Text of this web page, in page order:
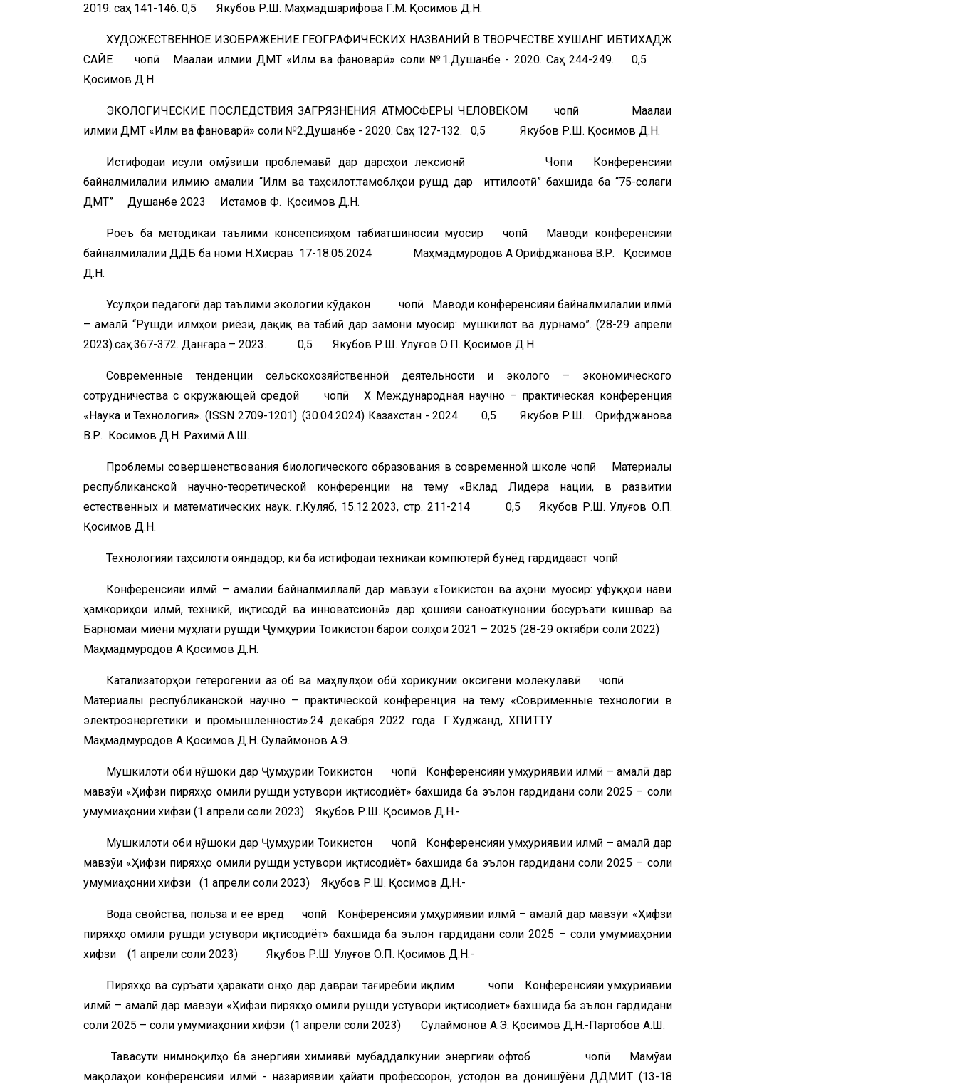
2019. саҳ 141-146. 0,5 Якубов Р.Ш. Маҳмадшарифова Г.М. Қосимов Д.Н.
ХУДОЖЕСТВЕННОЕ ИЗОБРАЖЕНИЕ ГЕОГРАФИЧЕСКИХ НАЗВАНИЙ В ТВОРЧЕСТВЕ ХУШАНГ ИБТИХАДЖ
САЙЕ чопӣ Маҷалаи илмии ДМТ «Илм ва фановарӣ» соли №1.Душанбе - 2020. Саҳ 244-249. 0,5
Қосимов Д.Н.
ЭКОЛОГИЧЕСКИЕ ПОСЛЕДСТВИЯ ЗАГРЯЗНЕНИЯ АТМОСФЕРЫ ЧЕЛОВЕКОМ чопӣ Маҷалаи
илмии ДМТ «Илм ва фановарӣ» соли №2.Душанбе - 2020. Саҳ 127-132. 0,5 Якубов Р.Ш. Қосимов Д.Н.
Истифодаи исули омўзиши проблемавӣ дар дарсҳои лексионӣ Чопи Конференсияи
байналмилалии илмию амалии “Илм ва таҳсилот:тамоблҳои рушд дар иттилоотӣ” бахшида ба “75-солаги
ДМТ” Душанбе 2023 Истамов Ф. Қосимов Д.Н.
Роҷеъ ба методикаи таълими консепсияҳом табиатшиносии муосир чопӣ Маводи конференсияи
байналмилалии ДДБ ба номи Н.Хисрав 17-18.05.2024 Маҳмадмуродов А Орифджанова В.Р. Қосимов
Д.Н.
Усулҳои педагогӣ дар таълими экологии кўдакон чопӣ Маводи конференсияи байналмилалии илмӣ
– амалӣ “Рушди илмҳои риёзи, дақиқ ва табиӣ дар замони муосир: мушкилот ва дурнамо”. (28-29 апрели
2023).саҳ.367-372. Данғара – 2023. 0,5 Якубов Р.Ш. Улуғов О.П. Қосимов Д.Н.
Современные тенденции сельскохозяйственной деятельности и эколого – экономического
сотрудничества с окружающей средой чопӣ Х Международная научно – практическая конференция
«Наука и Технология». (ISSN 2709-1201). (30.04.2024) Казахстан - 2024 0,5 Якубов Р.Ш. Орифджанова
В.Р. Косимов Д.Н. Рахимӣ А.Ш.
Проблемы совершенствования биологического образования в современной школе чопӣ Материалы
республиканской научно-теоретической конференции на тему «Вклад Лидера нации, в развитии
естественных и математических наук. г.Куляб, 15.12.2023, стр. 211-214 0,5 Якубов Р.Ш. Улуғов О.П.
Қосимов Д.Н.
Технологияи таҳсилоти ояндадор, ки ба истифодаи техникаи компютерӣ бунёд гардидааст чопӣ
Конференсияи илмӣ – амалии байналмиллалӣ дар мавзуи «Тоҷикистон ва ҷаҳони муосир: уфуқҳои нави
ҳамкориҳои илмӣ, техникӣ, иқтисодӣ ва инноватсионӣ» дар ҳошияи саноаткунонии босуръати кишвар ва
Барномаи миёни муҳлати рушди Ҷумҳурии Тоҷикистон барои солҳои 2021 – 2025 (28-29 октябри соли 2022)
Маҳмадмуродов А Қосимов Д.Н.
Катализаторҳои гетерогении аз об ва маҳлулҳои обӣ хориҷкунии оксигени молекулавӣ чопӣ
Материалы республиканской научно – практической конференция на тему «Соврименные технологии в
электроэнергетики и промышленности».24 декабря 2022 года. Г.Худжанд, ХПИТТУ
Маҳмадмуродов А Қосимов Д.Н. Сулаймонов А.Э.
Мушкилоти оби нӯшоки дар Ҷумҳурии Тоҷикистон чопӣ Конференсияи ҷумҳуриявии илмӣ – амалӣ дар
мавзўи «Ҳифзи пиряхҳо омили рушди устувори иқтисодиёт» бахшида ба эълон гардидани соли 2025 – соли
умумиҷаҳонии хифзи (1 апрели соли 2023) Яқубов Р.Ш. Қосимов Д.Н.-
Мушкилоти оби нӯшоки дар Ҷумҳурии Тоҷикистон чопӣ Конференсияи ҷумҳуриявии илмӣ – амалӣ дар
мавзўи «Ҳифзи пиряхҳо омили рушди устувори иқтисодиёт» бахшида ба эълон гардидани соли 2025 – соли
умумиҷаҳонии хифзи (1 апрели соли 2023) Яқубов Р.Ш. Қосимов Д.Н.-
Вода свойства, польза и ее вред чопӣ Конференсияи ҷумҳуриявии илмӣ – амалӣ дар мавзўи «Ҳифзи
пиряхҳо омили рушди устувори иқтисодиёт» бахшида ба эълон гардидани соли 2025 – соли умумиҷаҳонии
хифзи (1 апрели соли 2023) Яқубов Р.Ш. Улуғов О.П. Қосимов Д.Н.-
Пиряхҳо ва суръати ҳаракати онҳо дар давраи тағирёбии иқлим чопи Конференсияи ҷумҳуриявии
илмӣ – амалӣ дар мавзўи «Ҳифзи пиряхҳо омили рушди устувори иқтисодиёт» бахшида ба эълон гардидани
соли 2025 – соли умумиҷаҳонии хифзи (1 апрели соли 2023) Сулаймонов А.Э. Қосимов Д.Н.-Партобов А.Ш.
Тавасути нимноқилҳо ба энергияи химиявӣ мубаддалкунии энергияи офтоб чопӣ Маҷмўаи
мақолаҳои конференсияи илмӣ - назариявии ҳайати профессорон, устодон ва донишҷўёни ДДМИТ (13-18